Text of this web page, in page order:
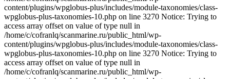
content/plugins/wpglobus-plus/includes/module-taxonomies/class-
wpglobus-plus-taxonomies-10.php on line 3270 Notice: Trying to
access array offset on value of type null in
/home/c/cofranlq/scanmarine.ru/public_html/wp-
content/plugins/wpglobus-plus/includes/module-taxonomies/class-
wpglobus-plus-taxonomies-10.php on line 3270 Notice: Trying to
access array offset on value of type null in
/home/c/cofranlq/scanmarine.ru/public_html/wp-